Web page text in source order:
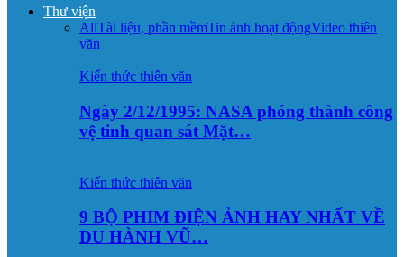
Thư viện
AllTài liệu, phần mềmTin ảnh hoạt độngVideo thiên
văn
Kiến thức thiên văn
Ngày 2/12/1995: NASA phóng thành công
vệ tinh quan sát Mặt…
Kiến thức thiên văn
9 BỘ PHIM ĐIỆN ẢNH HAY NHẤT VỀ
DU HÀNH VŨ…